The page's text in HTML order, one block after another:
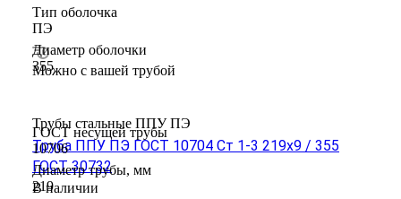
Тип оболочка
ПЭ
Диаметр оболочки
355
ГОСТ несущей трубы
10706
Диаметр трубы, мм
219
Можно с вашей трубой
Трубы стальные ППУ ПЭ
Труба ППУ ПЭ ГОСТ 10704 Ст 1-3 219x9 / 355
ГОСТ 30732
В наличии